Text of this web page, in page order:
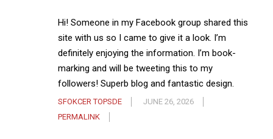
Hi! Someone in my Facebook group shared this
site with us so I came to give it a look. I’m
definitely enjoying the information. I’m book-
marking and will be tweeting this to my
followers! Superb blog and fantastic design.
SFOKCER TOPSDE
JUNE 26, 2026
PERMALINK